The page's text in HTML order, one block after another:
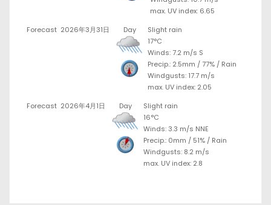
max. UV index: 6.65
Forecast 2026年3月31日 Day
Slight rain
17°C
Winds: 7.2 m/s S
Precip.: 2.5mm /77% / Rain
Windgusts: 17.7 m/s
max. UV index: 2.05
Forecast 2026年4月1日 Day
Slight rain
16°C
Winds: 3.3 m/s NNE
Precip.: 0mm / 51% / Rain
Windgusts: 8.2 m/s
max. UV index: 2.8